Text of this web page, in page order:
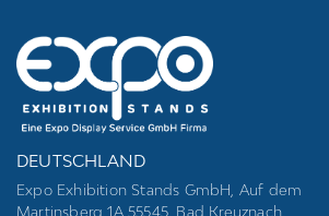
DEUTSCHLAND
Expo Exhibition Stands GmbH, Auf dem
Martinsberg 1A 55545, Bad Kreuznach,